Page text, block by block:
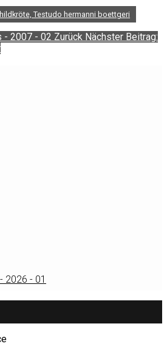
Testudo hermanni boettgeri
- 2007 - 02 Zurück Nächster Beitrag:
2026 - 01